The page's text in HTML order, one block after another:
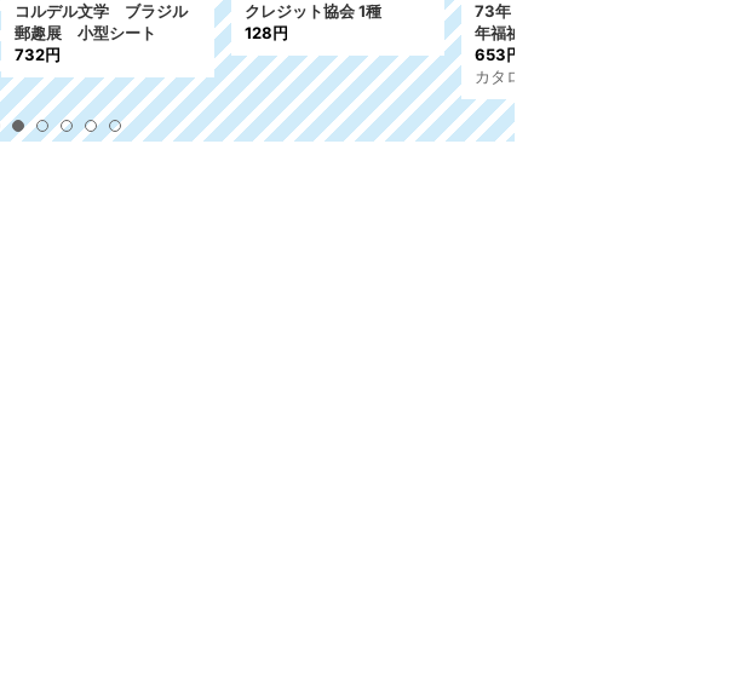
73年 鳥 猛禽類 青少
年福祉 4種
カタログ評価格: 1,200円
ロント 青少年切手展 5
690円